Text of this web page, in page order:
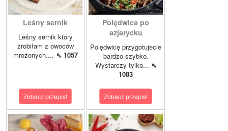
Leśny sernik
Leśny sernik który
zrobiłam z owoców
mrożonych.... ⇖ 1057
Zobacz przepis!
Polędwica po
azjatycku
Polędwicę przygotujecie
bardzo szybko.
Wystarczy tylko... ⇖
1083
Zobacz przepis!